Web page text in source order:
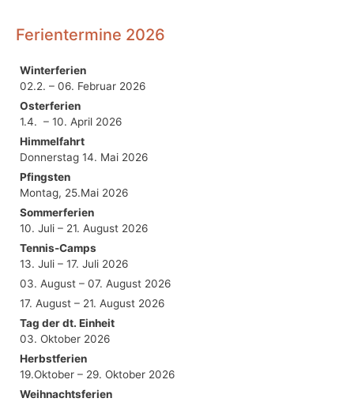
Ferientermine 2026
Winterferien
02.2. – 06. Februar 2026
Osterferien
1.4. – 10. April 2026
Himmelfahrt
Donnerstag 14. Mai 2026
Pfingsten
Montag, 25.Mai 2026
Sommerferien
10. Juli – 21. August 2026
Tennis-Camps
13. Juli – 17. Juli 2026
03. August – 07. August 2026
17. August – 21. August 2026
Tag der dt. Einheit
03. Oktober 2026
Herbstferien
19.Oktober – 29. Oktober 2026
Weihnachtsferien